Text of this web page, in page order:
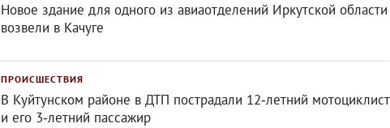
Новое здание для одного из авиаотделений Иркутской области
возвели в Качуге
ПРОИСШЕСТВИЯ
В Куйтунском районе в ДТП пострадали 12‑летний мотоциклист
и его 3‑летний пассажир